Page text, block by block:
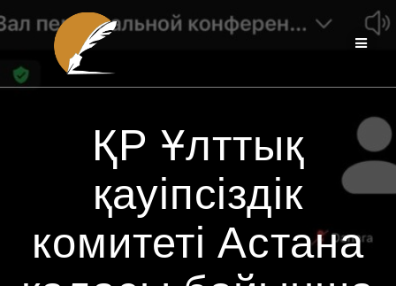
к
ҚР Ұлттық
қауіпсіздік
комитеті Астана